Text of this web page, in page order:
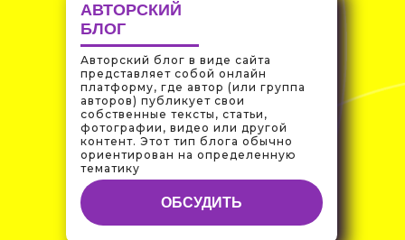
АВТОРСКИЙ
БЛОГ
ОБСУДИТЬ
Авторский блог в виде сайта
представляет собой онлайн
платформу, где автор (или группа
авторов) публикует свои
собственные тексты, статьи,
фотографии, видео или другой
контент. Этот тип блога обычно
ориентирован на определенную
тематику